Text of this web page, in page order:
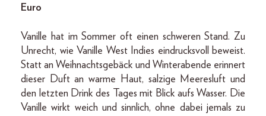
Euro
Vanille hat im Sommer oft einen schweren Stand. Zu
Unrecht, wie Vanille West Indies eindrucksvoll beweist.
Statt an Weihnachtsgebäck und Winterabende erinnert
dieser Duft an warme Haut, salzige Meeresluft und
den letzten Drink des Tages mit Blick aufs Wasser. Die
Vanille wirkt weich und sinnlich, ohne dabei jemals zu